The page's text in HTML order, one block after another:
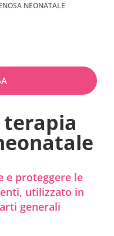
NEONATALE
e proteggere le
utilizzato in
generali